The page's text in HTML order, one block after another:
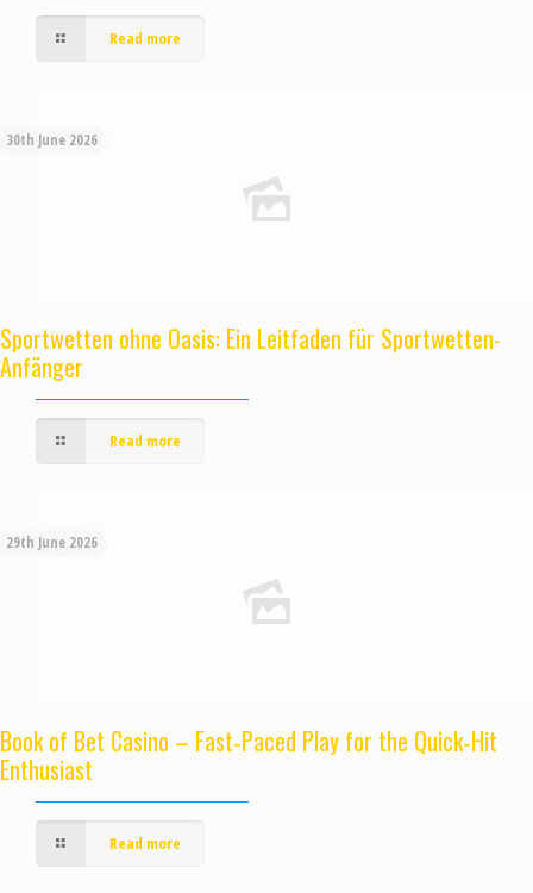
Read more
30th June 2026
Sportwetten ohne Oasis: Ein Leitfaden für Sportwetten-
Anfänger
Read more
29th June 2026
Book of Bet Casino – Fast‑Paced Play for the Quick‑Hit
Enthusiast
Read more